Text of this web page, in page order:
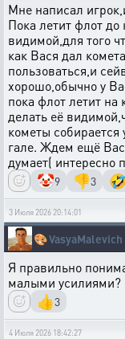
Мне написал
Пока летит флот до
видимой,для того
как Вася дал
пользоваться,и
хорошо,обычно у
пока флот летит на
делать её
кометы собирается
гале. Ждем ещё
думает( интересно
🤡9 👎3 🤣
3 Июля 2026 20:14:01
🎨VasyaMalevich
Я правильно
малыми усилиями?
👍3
4 Июля 2026 18:42:27